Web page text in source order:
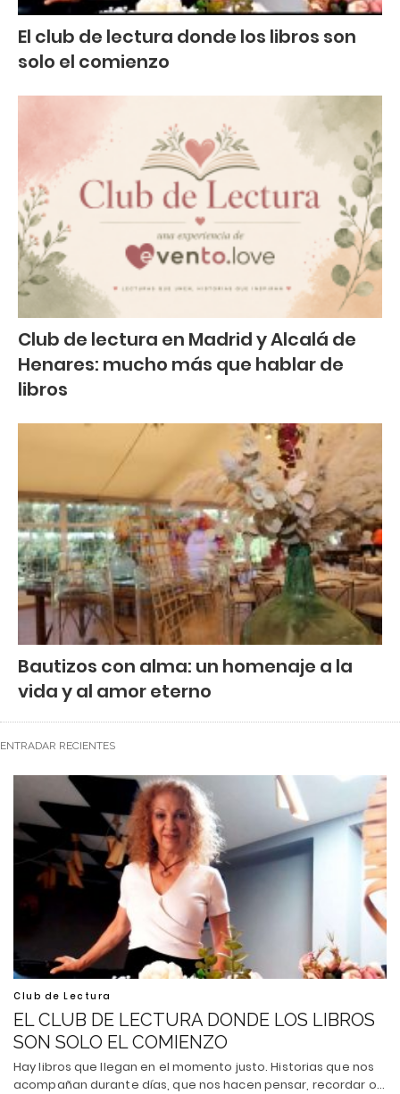
El club de lectura donde los libros son
solo el comienzo
Club de lectura en Madrid y Alcalá de
Henares: mucho más que hablar de
libros
Bautizos con alma: un homenaje a la
vida y al amor eterno
ENTRADAR RECIENTES
Club de Lectura
EL CLUB DE LECTURA DONDE LOS LIBROS
SON SOLO EL COMIENZO
Hay libros que llegan en el momento justo. Historias que nos
acompañan durante días, que nos hacen pensar, recordar o…